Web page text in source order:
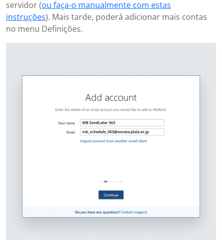
servidor (ou faça-o manualmente com estas
instruções). Mais tarde, poderá adicionar mais contas
no menu Definições.